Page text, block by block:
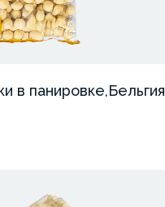
в панировке,Бельгия